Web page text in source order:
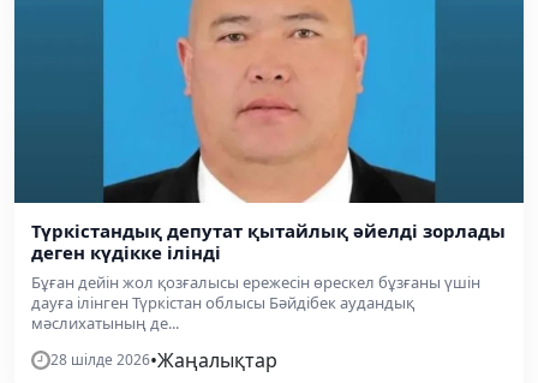
Түркістандық депутат қытайлық әйелді зорлады
деген күдікке ілінді
Бұған дейін жол қозғалысы ережесін өрескел бұзғаны үшін
дауға ілінген Түркістан облысы Бәйдібек аудандық
мәслихатының де...
28 шілде 2026•Жаңалықтар